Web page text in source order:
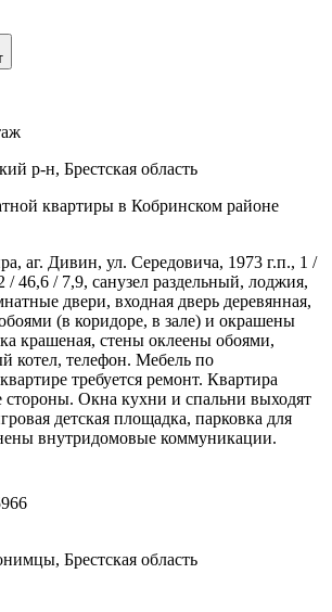
р-н, Брестская область
квартиры в Кобринском районе
аг. Дивин, ул. Середовича, 1973 г.п., 1 /
/ 46,6 / 7,9, санузел раздельный, лоджия,
двери, входная дверь деревянная,
(в коридоре, в зале) и окрашены
крашеная, стены оклеены обоями,
котел, телефон. Мебель по
требуется ремонт. Квартира
стороны. Окна кухни и спальни выходят
детская площадка, парковка для
внутридомовые коммуникации.
Брестская область